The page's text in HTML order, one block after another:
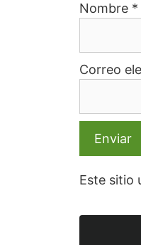
Nombre *
Correo
Este sitio